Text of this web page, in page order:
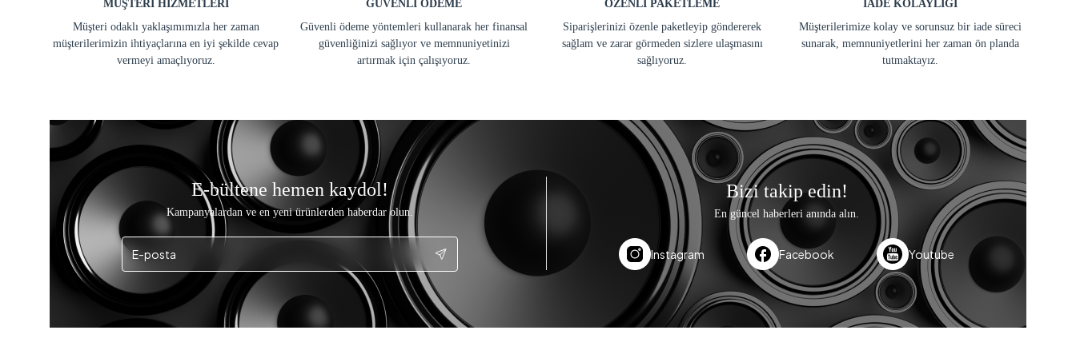
MÜŞTERİ HİZMETLERİ
Müşteri odaklı yaklaşımımızla her zaman
müşterilerimizin ihtiyaçlarına en iyi şekilde cevap
vermeyi amaçlıyoruz.
GÜVENLİ ÖDEME
Güvenli ödeme yöntemleri kullanarak her finansal
güvenliğinizi sağlıyor ve memnuniyetinizi
artırmak için çalışıyoruz.
ÖZENLİ PAKETLEME
Siparişlerinizi özenle paketleyip göndererek
sağlam ve zarar görmeden sizlere ulaşmasını
sağlıyoruz.
İADE KOLAYLIĞI
Müşterilerimize kolay ve sorunsuz bir iade süreci
sunarak, memnuniyetlerini her zaman ön planda
tutmaktayız.
E-bültene hemen kaydol!
Kampanyalardan ve en yeni ürünlerden haberdar olun.
Bizi takip edin!
En güncel haberleri anında alın.
Instagram Facebook Youtube